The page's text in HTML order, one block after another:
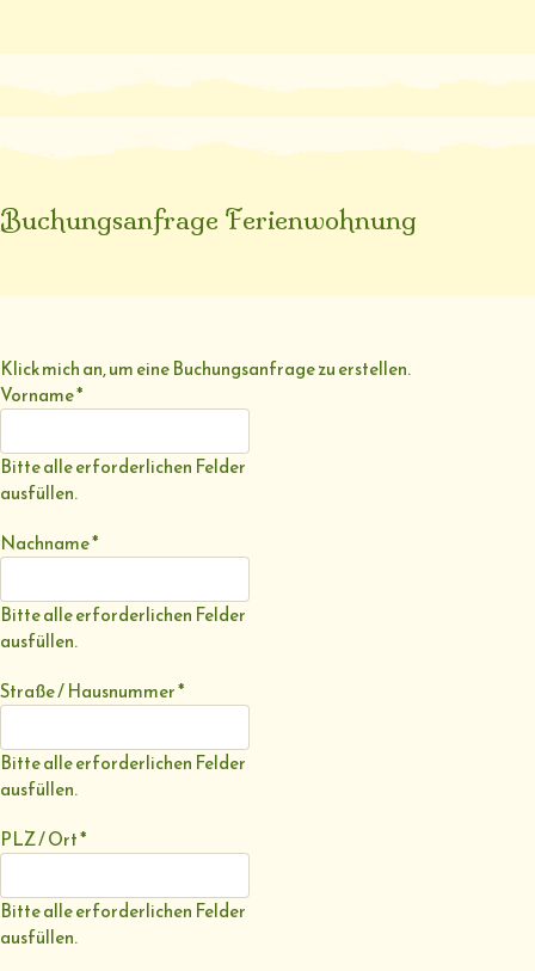
Buchungsanfrage Ferienwohnung
Klick mich an, um eine Buchungsanfrage zu erstellen.
Vorname*
Bitte alle erforderlichen Felder
ausfüllen.
Nachname*
Bitte alle erforderlichen Felder
ausfüllen.
Straße / Hausnummer*
Bitte alle erforderlichen Felder
ausfüllen.
PLZ / Ort*
Bitte alle erforderlichen Felder
ausfüllen.